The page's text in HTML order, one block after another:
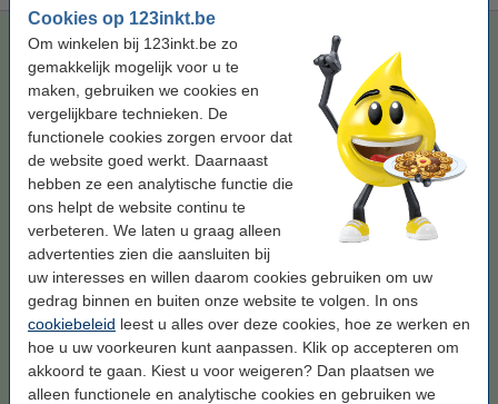
Cookies op 123inkt.be
Om winkelen bij 123inkt.be zo
gemakkelijk mogelijk voor u te
maken, gebruiken we cookies en
vergelijkbare technieken. De
functionele cookies zorgen ervoor dat
de website goed werkt. Daarnaast
hebben ze een analytische functie die
ons helpt de website continu te
verbeteren. We laten u graag alleen
advertenties zien die aansluiten bij
uw interesses en willen daarom cookies gebruiken om uw
gedrag binnen en buiten onze website te volgen. In ons
cookiebeleid leest u alles over deze cookies, hoe ze werken en
hoe u uw voorkeuren kunt aanpassen. Klik op accepteren om
akkoord te gaan. Kiest u voor weigeren? Dan plaatsen we
alleen functionele en analytische cookies en gebruiken we
123inkt huismerk vervangt Brother TN-325C toner cyaan
hoge capaciteit Aanbeveling
123inkt toner cyaan ± 4.000 pagina's
Bekijk de specificaties en omschrijving
Bespaar bijna
55%
op uw afdrukkosten
Direct leverbaar
Maandag in huis
Per pagina € 0,019
€ 74,50 Bestellen
Tip
Wij adviseren u deze toner (het 123inkt huismerk) te nemen i.p.v. de
Brother-uitvoering.